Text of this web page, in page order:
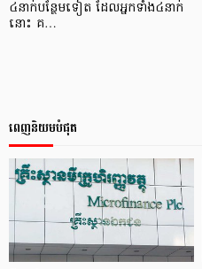
៤នាក់បន្ថែមទៀត ដែលអ្នកទាំង៤នាក់
នោះ គ…
ពេញនិយមបំផុត